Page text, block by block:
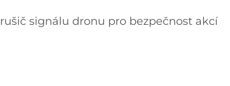
rušič signálu dronu pro bezpečnost akcí